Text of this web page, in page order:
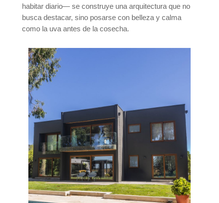
habitar diario— se construye una arquitectura que no
busca destacar, sino posarse con belleza y calma
como la uva antes de la cosecha.